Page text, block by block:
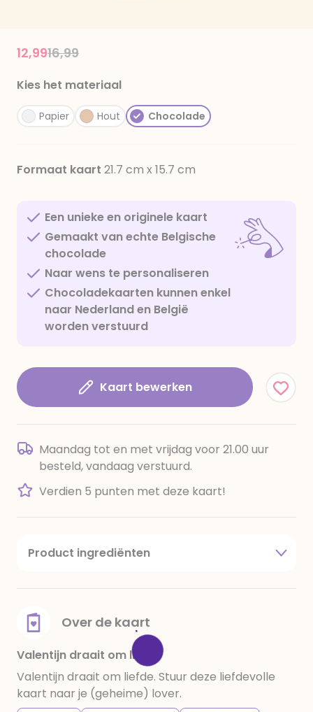
Price reduced from
16,99to
12,99
Kies het materiaal
Papier Hout Chocolade
Formaat kaart 21.7 cm x 15.7 cm
Een unieke en originele kaart
Gemaakt van echte Belgische
chocolade
Naar wens te personaliseren
Chocoladekaarten kunnen enkel
naar Nederland en België
worden verstuurd
Kaart bewerken
Maandag tot en met vrijdag voor 21.00 uur
besteld, vandaag verstuurd.
Verdien 5 punten met deze kaart!
Product ingrediënten
amandelen,cacaomassa, emulgator (sojalecithine),
voedingszuur: citroenzuur E 330, verdikkingsmiddel
E415, water, bevochtigingsmiddel E422, emulgator:
E433, kleurstoffen: E102, E110, E122: kan de activiteit en
concentratie van kinderen negatief beïnvloeden,
E133, E151. Chocolade bevat ten minste 34%
cacaobestanddelen. Kan sporen van gluten
Over de kaart
Valentijn draait om liefde
Valentijn draait om liefde. Stuur deze liefdevolle
kaart naar je (geheime) lover.